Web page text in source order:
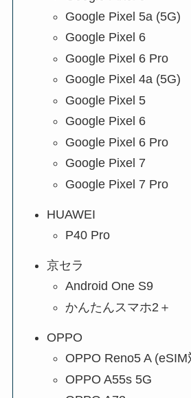
Google Pixel 5a (5G)
Google Pixel 6
Google Pixel 6 Pro
Google Pixel 4a (5G)
Google Pixel 5
Google Pixel 6
Google Pixel 6 Pro
Google Pixel 7
Google Pixel 7 Pro
HUAWEI
P40 Pro
京セラ
Android One S9
かんたんスマホ2＋
OPPO
OPPO Reno5 A (eSIM
OPPO A55s 5G